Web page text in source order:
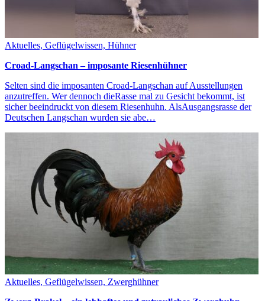
Aktuelles, Geflügelwissen, Hühner
Croad-Langschan – imposante Riesenhühner
Selten sind die imposanten Croad-Langschan auf Ausstellungen
anzutreffen. Wer dennoch dieRasse mal zu Gesicht bekommt, ist
sicher beeindruckt von diesem Riesenhuhn. AlsAusgangsrasse der
Deutschen Langschan wurden sie abe…
Aktuelles, Geflügelwissen, Zwerghühner